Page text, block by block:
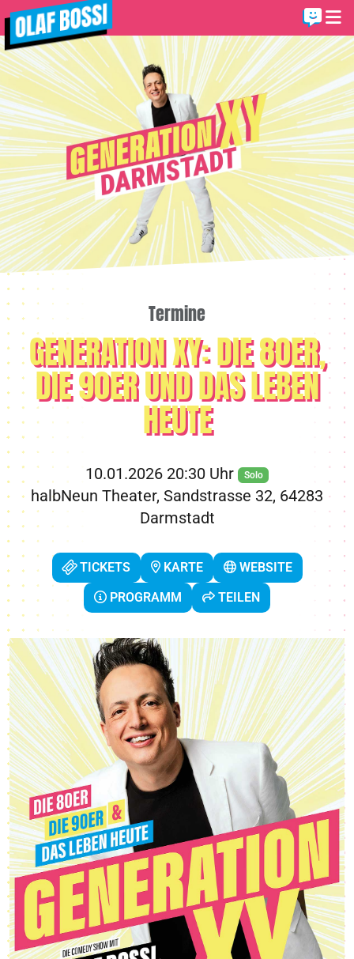
Termine
GENERATION XY: DIE 80ER,
DIE 90ER UND DAS LEBEN
HEUTE
10.01.2026 20:30 Uhr Solo
halbNeun Theater, Sandstrasse 32, 64283
Darmstadt
TICKETS KARTE
WEBSITE
PROGRAMM
TEILEN